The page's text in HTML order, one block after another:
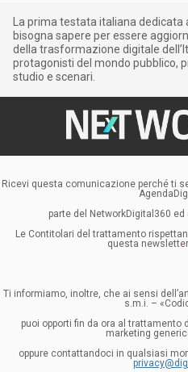
La prima testata italiana dedicata
bisogna sapere per essere
della trasformazione digitale
protagonisti del mondo pubblico,
studio e scenari.
Ricevi questa comunicazione perché ti
parte del NetworkDigital360 ed
Le Contitolari del trattamento
questa newsletter
Ti informiamo, inoltre, che ai sensi
s.m.i. –
puoi opporti fin da ora al trattamento
marketing
oppure contattandoci in qualsiasi